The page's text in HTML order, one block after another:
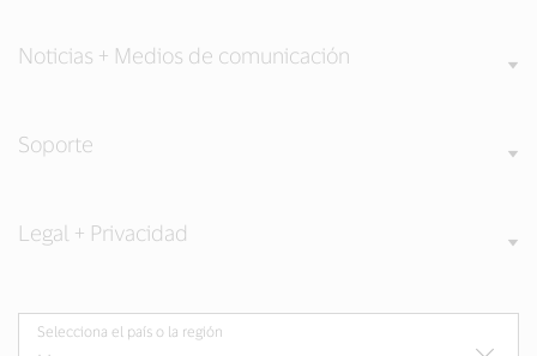
Noticias + Medios de comunicación
Soporte
Legal + Privacidad
Selecciona el país o la región